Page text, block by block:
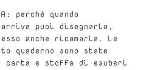
perché quando
puoi disegnarla,
anche ricamarla. Le
quaderno sono state
carta e stoffa di esuberi